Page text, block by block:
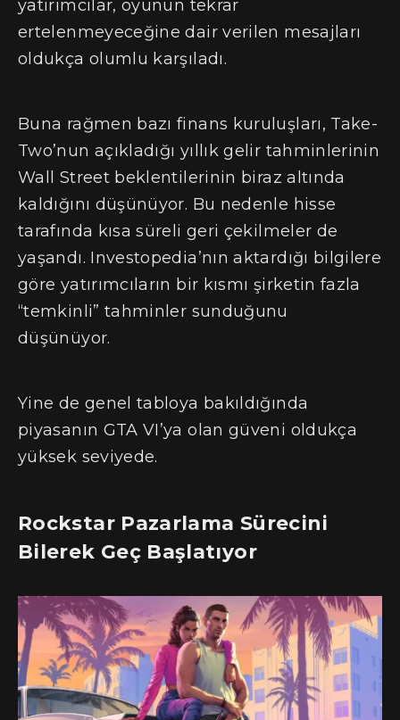
yatırımcılar, oyunun tekrar
ertelenmeyeceğine dair verilen mesajları
oldukça olumlu karşıladı.
Buna rağmen bazı finans kuruluşları, Take-
Two’nun açıkladığı yıllık gelir tahminlerinin
Wall Street beklentilerinin biraz altında
kaldığını düşünüyor. Bu nedenle hisse
tarafında kısa süreli geri çekilmeler de
yaşandı. Investopedia’nın aktardığı bilgilere
göre yatırımcıların bir kısmı şirketin fazla
“temkinli” tahminler sunduğunu
düşünüyor.
Yine de genel tabloya bakıldığında
piyasanın GTA VI’ya olan güveni oldukça
yüksek seviyede.
Rockstar Pazarlama Sürecini
Bilerek Geç Başlatıyor